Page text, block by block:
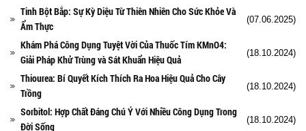
Tinh Bột Bắp: Sự Kỳ Diệu Từ Thiên Nhiên Cho Sức Khỏe Và
Ẩm Thực
(07.06.2025)
Khám Phá Công Dụng Tuyệt Vời Của Thuốc Tím KMnO4:
Giải Pháp Khử Trùng và Sát Khuẩn Hiệu Quả
(18.10.2024)
Thiourea: Bí Quyết Kích Thích Ra Hoa Hiệu Quả Cho Cây
Trồng
(18.10.2024)
Sorbitol: Hợp Chất Đáng Chú Ý Với Nhiều Công Dụng Trong
Đời Sống
(18.10.2024)